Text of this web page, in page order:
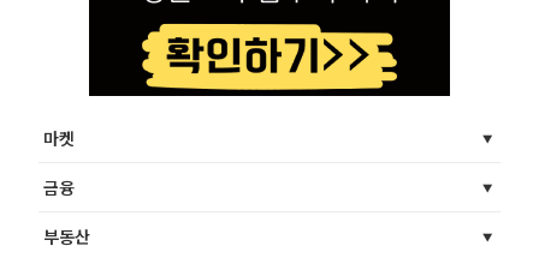
마켓
금융
부동산